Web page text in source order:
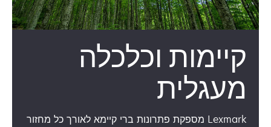
קיימות וכלכלה
מעגלית
Lexmark מספקת פתרונות ברי קיימא לאורך כל מחזור